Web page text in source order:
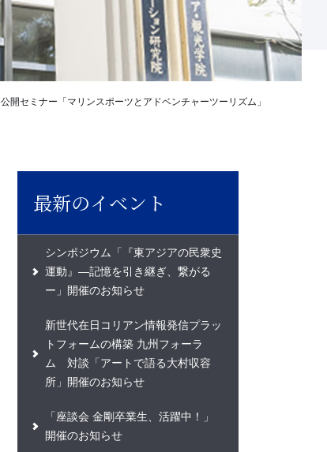
公開セミナー「マリンスポーツとアドベンチャーツーリズム」
最新のイベント
シンポジウム「『東アジアの民衆史
運動』―記憶を引き継ぎ、繋がる
ー」開催のお知らせ
新世代在日コリアン情報発信プラッ
トフォームの構築 九州フォーラ
ム 対談「アートで語る大村収容
所」開催のお知らせ
「座談会 金剛卒業生、活躍中！」
開催のお知らせ